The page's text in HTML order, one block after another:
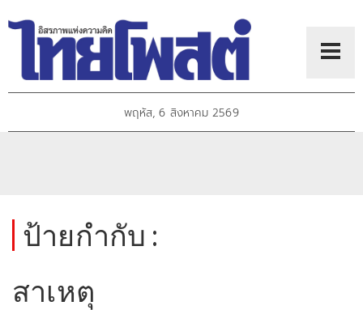
พฤหัส, 6 สิงหาคม 2569
ป้ายกำกับ :
สาเหตุ